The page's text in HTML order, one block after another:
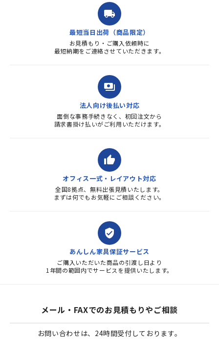
ました。商品到着も早く、品
質・使いやすさで満足していま
す。また、リピートするときは
よろしくお...
local_shipping
最短当日出荷（商品限定）
お見積もり・ご購入依頼時に
最短納期をご連絡させていただきます。
payments
法人向け後払い対応
面倒な事務手続きなく、初回注文から
請求書掛け払いがご利用いただけます。
thumb_up
オフィス一式・レイアウト対応
全国8拠点、無料出張見積いたします。
まずは何でもお気軽にご相談ください。
verified_user
あんしん家具保証サービス
ご購入いただいた商品の引渡し日より
1年間の範囲内でサービスを提供いたします。
メール・FAXでのお見積もりやご相談
お問い合わせは、24時間受付しております。